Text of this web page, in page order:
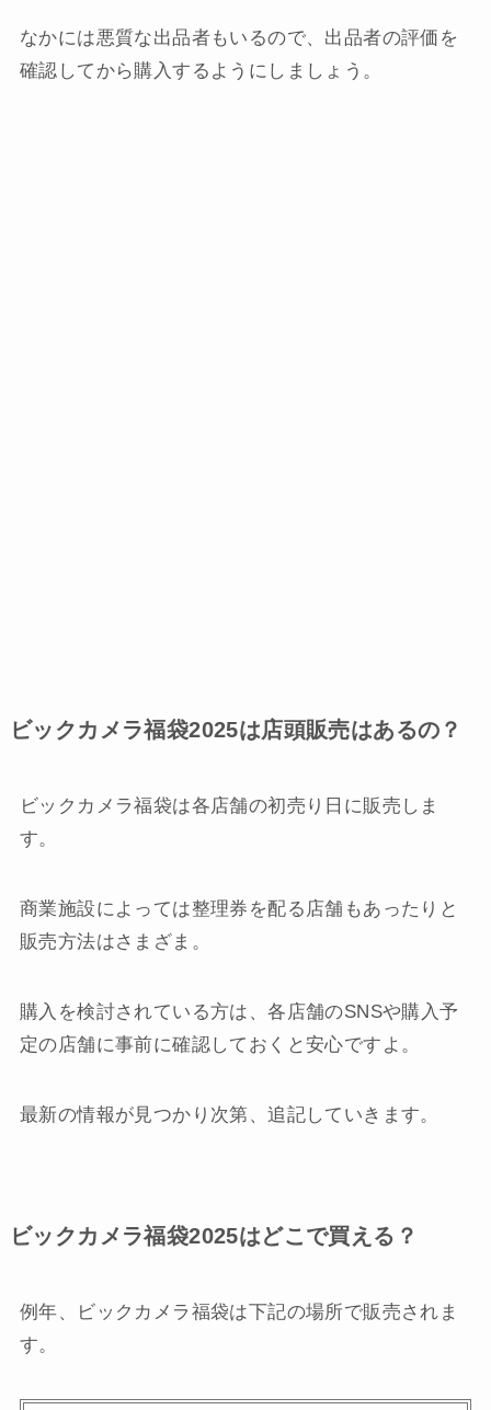
なかには悪質な出品者もいるので、出品者の評価を
確認してから購入するようにしましょう。
ビックカメラ福袋2025は店頭販売はあるの？
ビックカメラ福袋は各店舗の初売り日に販売しま
す。
商業施設によっては整理券を配る店舗もあったりと
販売方法はさまざま。
購入を検討されている方は、各店舗のSNSや購入予
定の店舗に事前に確認しておくと安心ですよ。
最新の情報が見つかり次第、追記していきます。
ビックカメラ福袋2025はどこで買える？
例年、ビックカメラ福袋は下記の場所で販売されま
す。